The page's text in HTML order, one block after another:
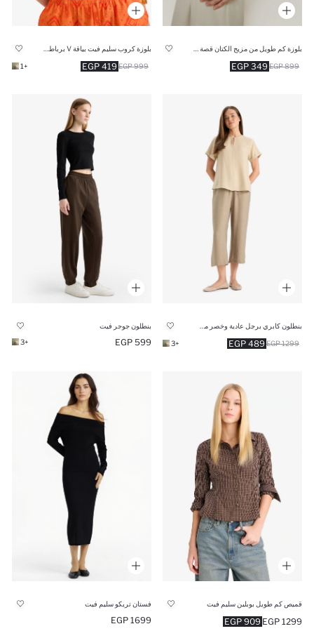
349 EGP 899 EGP
419 EGP 999 EGP
+1
بنطلون كابري برجل عادية وخصر مطاطي
489 EGP 1299 EGP
+3
بنطلون جوجر فيت
599 EGP
+3
قميص كم طويل بوبلين سليم فيت
909 EGP 1299 EGP
فستان تريكو سليم فيت
1699 EGP